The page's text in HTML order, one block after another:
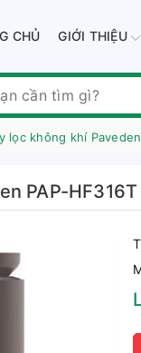
CHỦ GIỚI THIỆU
lọc không khí
PAP-HF316T